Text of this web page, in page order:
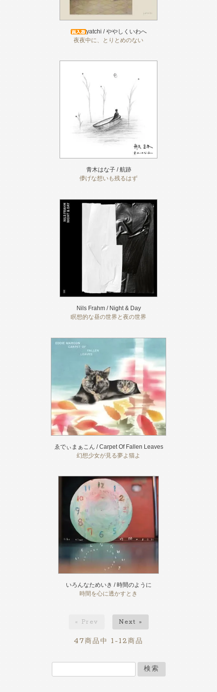
yatchi / ややしくいわへ
夜夜中に、とりとめのない
青木はな子 / 航跡
儚げな想いも残るはず
Nils Frahm / Night & Day
瞑想的な昼の世界と夜の世界
ゑでぃまぁこん / Carpet Of Fallen Leaves
幻想少女が見る夢よ猫よ
いろんなためいき / 時間のように
時間を心に透かすとき
« Prev Next »
47 商品中 1-12 商品
検索